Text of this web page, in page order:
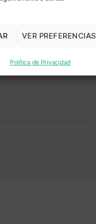
VER PREFERENCIAS
Política de Privacidad
Y